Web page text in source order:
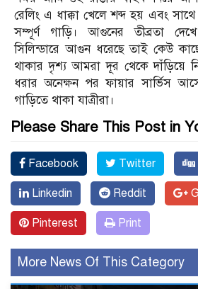
রেলিং এ ধাক্কা খেলে শব্দ হয় এবং
সম্পূর্ণ গাড়ি। আগুনের তীব্রতা
সিলিন্ডারে আগুন ধরেছে তাই কেউ
থাকার দৃশ্য আমরা দূর থেকে দাঁড়িয়ে
ধরার অনেক্ষন পর ফায়ার সার্ভিস
গাড়িতে থাকা যাত্রীরা।
Please Share This Post in
Facebook Twitter
Linkedin Reddit
Pinterest Print
More News Of This Category